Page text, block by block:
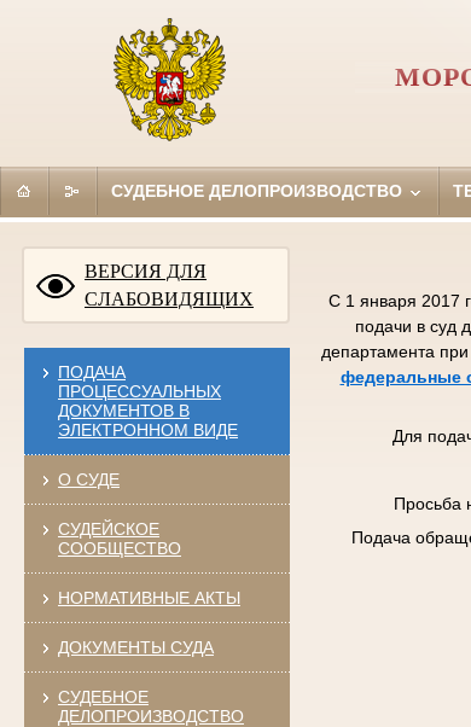
СУДЕБНОЕ ДЕЛОПРОИЗВОДСТВО
ВЕРСИЯ ДЛЯ
СЛАБОВИДЯЩИХ
ПОДАЧА
ПРОЦЕССУАЛЬНЫХ
ДОКУМЕНТОВ В
ЭЛЕКТРОННОМ ВИДЕ
О СУДЕ
СУДЕЙСКОЕ
СООБЩЕСТВО
НОРМАТИВНЫЕ АКТЫ
ДОКУМЕНТЫ СУДА
СУДЕБНОЕ
ДЕЛОПРОИЗВОДСТВО
С 1 января 2017
подачи в суд
департамента
федеральные
Для
Просьба
Подача